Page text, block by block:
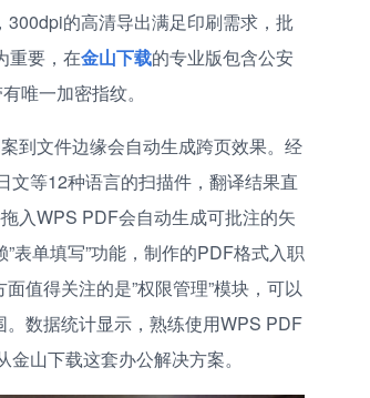
300dpi的高清导出满足印刷需求，批
重要，在金山下载的专业版包含公安
唯一加密指纹。
到文件边缘会自动生成跨页效果。经
文等12种语言的扫描件，翻译结果直
入WPS PDF会自动生成可批注的矢
表单填写”功能，制作的PDF格式入职
值得关注的是”权限管理”模块，可以
数据统计显示，熟练使用WPS PDF
山下载这套办公解决方案。